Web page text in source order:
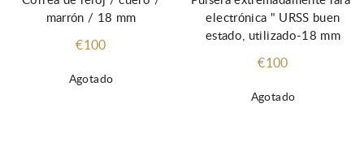
Agotado
marrón / 18 mm
€100
Agotado
electrónica " URSS buen
estado, utilizado-18 mm
€100